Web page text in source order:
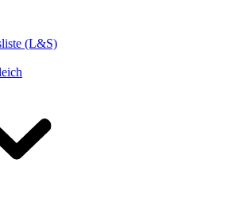
(L&S)